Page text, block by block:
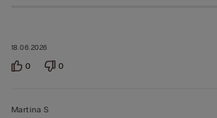
18.06.2026
0 0
Martina S